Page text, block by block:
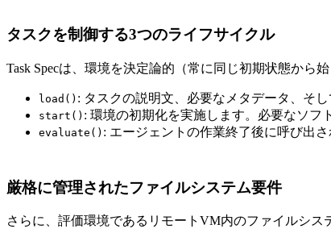
タスクを制御する3つのライフサイクル
Task Specは、環境を決定論的（常に同じ初期状態から
load() : タスクの説明文、必要なメタデータ、そ
start() : 環境の初期化を実施します。必要なソフ
evaluate() : エージェントの作業終了後に呼び出
厳格に管理されたファイルシステム要件
さらに、評価環境であるリモートVM内のファイルシ